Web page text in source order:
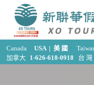
Canada
加拿大
USA | 美 國
1-626-618-0918
台 灣